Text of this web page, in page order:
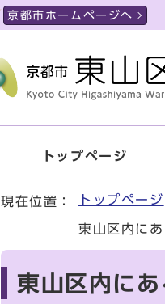
京都市ホームページへ
トップページ
現在位置： トップページ
東山区内に
東山区内に